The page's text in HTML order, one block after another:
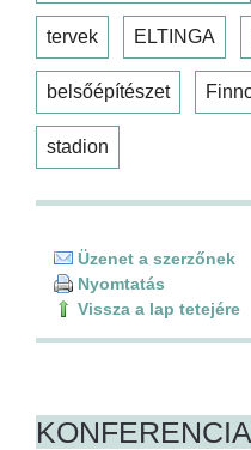
tervek ELTINGA
belsőépítészet
stadion
Üzenet a szerzőnek
Nyomtatás
Vissza a lap tetejére